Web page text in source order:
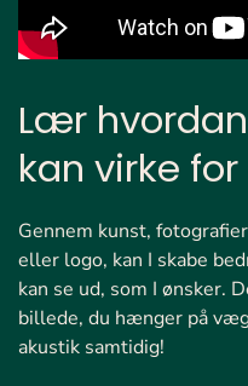
Lær
kan virke
Gennem kunst,
eller logo, kan I skabe
kan se ud, som I ønsker.
billede, du hænger på
akustik samtidig!